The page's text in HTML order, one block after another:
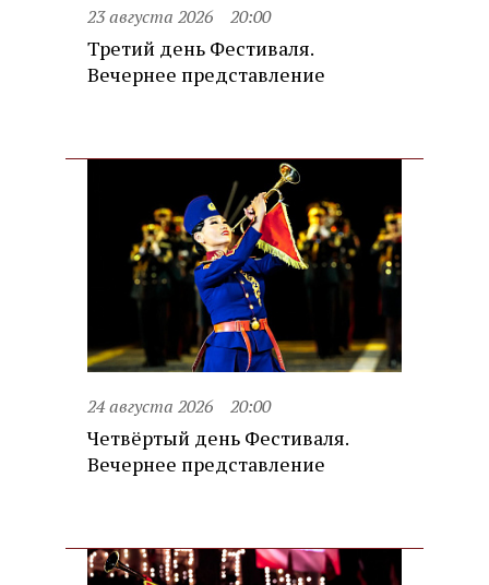
23 августа 2026 20:00
Третий день Фестиваля.
Вечернее представление
24 августа 2026 20:00
Четвёртый день Фестиваля.
Вечернее представление